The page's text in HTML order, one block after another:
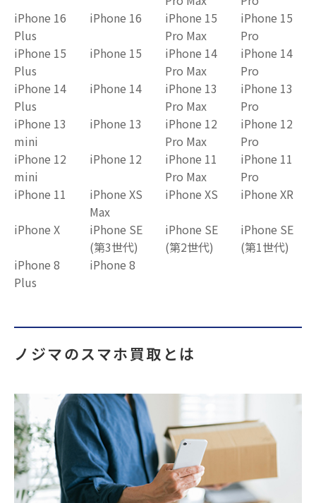
iPhone 16
Plus
iPhone 16
iPhone 15
Pro Max
iPhone 15
Pro
iPhone 15
Plus
iPhone 15
iPhone 14
Pro Max
iPhone 14
Pro
iPhone 14
Plus
iPhone 14
iPhone 13
Pro Max
iPhone 13
Pro
iPhone 13
mini
iPhone 13
iPhone 12
Pro Max
iPhone 12
Pro
iPhone 12
mini
iPhone 12
iPhone 11
Pro Max
iPhone 11
Pro
iPhone 11
iPhone XS
Max
iPhone XS iPhone XR
iPhone X
iPhone SE
(第3世代)
iPhone SE
(第2世代)
iPhone SE
(第1世代)
iPhone 8
Plus
iPhone 8
ノジマのスマホ買取とは